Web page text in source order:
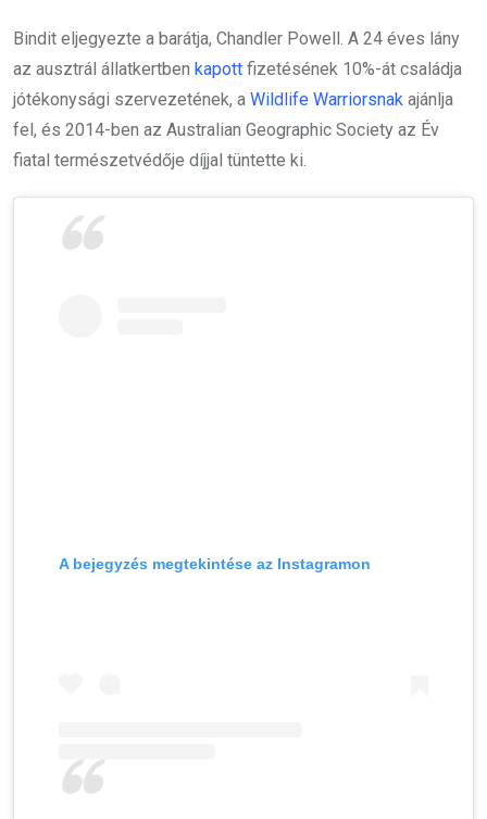
Bindit eljegyezte a barátja, Chandler Powell. A 24 éves lány
az ausztrál állatkertben kapott fizetésének 10%-át családja
jótékonysági szervezetének, a Wildlife Warriorsnak ajánlja
fel, és 2014-ben az Australian Geographic Society az Év
fiatal természetvédője díjjal tüntette ki.
A bejegyzés megtekintése az Instagramon